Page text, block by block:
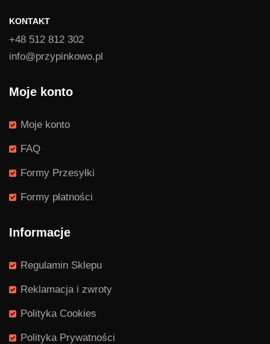
KONTAKT
+48 512 812 302
info@przypinkowo.pl
Moje konto
Moje konto
FAQ
Formy Przesyłki
Formy płatności
Informacje
Regulamin Sklepu
Reklamacja i zwroty
Polityka Cookies
Polityka Prywatności